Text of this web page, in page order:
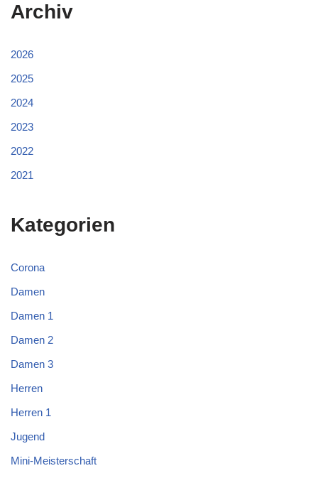
Archiv
2026
2025
2024
2023
2022
2021
Kategorien
Corona
Damen
Damen 1
Damen 2
Damen 3
Herren
Herren 1
Jugend
Mini-Meisterschaft